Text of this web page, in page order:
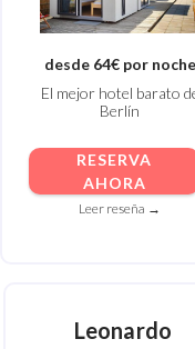
desde 64€ por noche
El mejor hotel barato
Berlín
RESERVA
AHORA
Leer reseña →
Leonardo